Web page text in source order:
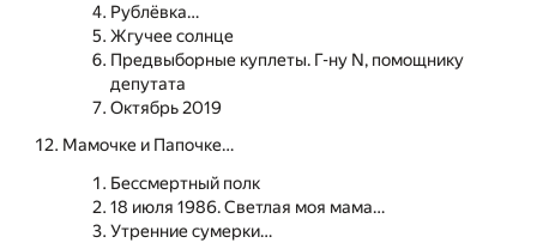
Рублёвка…
Жгучее солнце
Предвыборные куплеты. Г-ну N, помощнику
депутата
Октябрь 2019
Мамочке и Папочке…
Бессмертный полк
18 июля 1986. Светлая моя мама…
Утренние сумерки…